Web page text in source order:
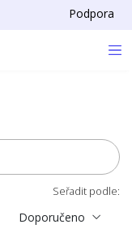
Podpora
Seřadit podle:
Doporučeno